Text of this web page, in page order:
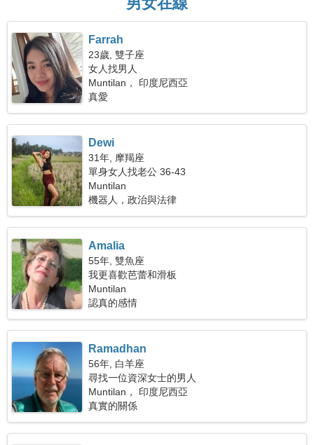
Farrah
23歲, 雙子座
女人找男人
Muntilan， 印度尼西亞
真愛
Dewi
31年, 摩羯座
單身女人找老公 36-43
Muntilan
機器人，政治與法律
Amalia
55年, 雙魚座
我更喜歡芭蕾和滑板
Muntilan
認真的感情
Ramadhan
56年, 白羊座
尋找一位資深女士的男人
Muntilan， 印度尼西亞
真實的關係